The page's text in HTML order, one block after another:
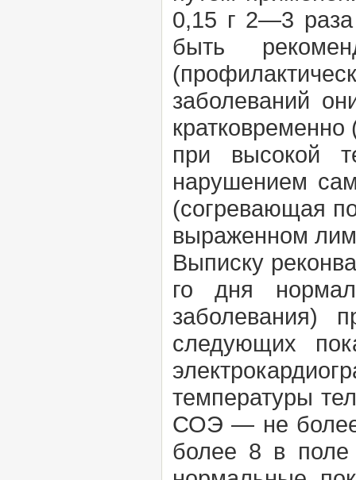
0,15 г 2—3 раза
быть
заболеваний
кратковременно
при высокой
нарушением
(согревающая
выраженном
Выписку
го дня
заболевания)
следующих
температуры
СОЭ — не более
более 8 в поле